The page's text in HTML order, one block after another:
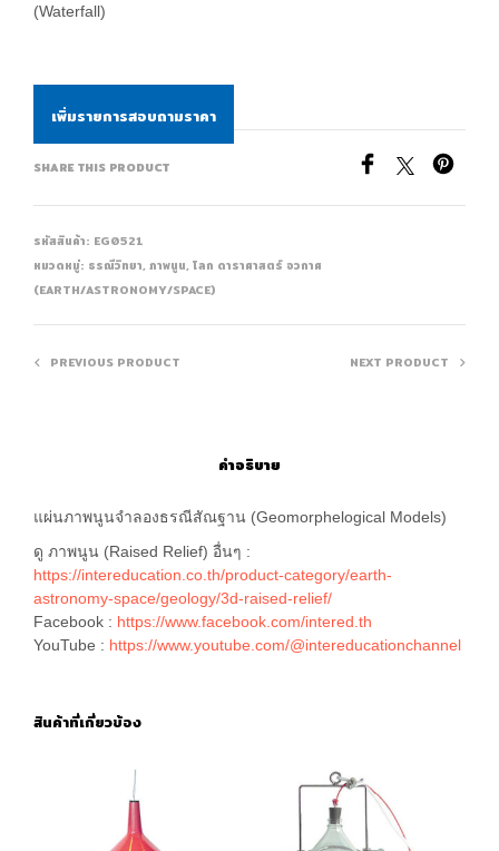
(Waterfall)
เพิ่มรายการสอบถามราคา
SHARE THIS PRODUCT
รหัสสินค้า: EG0521
หมวดหมู่: ธรณีวิทยา,ภาพนูน,โลก ดาราศาสตร์ อวกาศ
(EARTH/ASTRONOMY/SPACE)
PREVIOUS PRODUCT NEXT PRODUCT
คำอธิบาย
แผ่นภาพนูนจำลองธรณีสัณฐาน (Geomorphelogical Models)
ดู ภาพนูน (Raised Relief) อื่นๆ :
https://intereducation.co.th/product-category/earth-
astronomy-space/geology/3d-raised-relief/
Facebook : https://www.facebook.com/intered.th
YouTube : https://www.youtube.com/@intereducationchannel
สินค้าที่เกี่ยวข้อง